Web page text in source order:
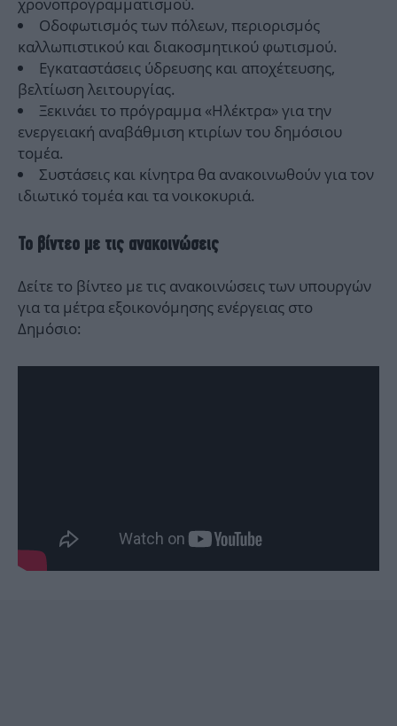
χρονοπρογραμματισμού.
Οδοφωτισμός των πόλεων, περιορισμός
καλλωπιστικού και διακοσμητικού φωτισμού.
Εγκαταστάσεις ύδρευσης και αποχέτευσης,
βελτίωση λειτουργίας.
Ξεκινάει το πρόγραμμα «Ηλέκτρα» για την
ενεργειακή αναβάθμιση κτιρίων του δημόσιου
τομέα.
Συστάσεις και κίνητρα θα ανακοινωθούν για τον
ιδιωτικό τομέα και τα νοικοκυριά.
Το βίντεο με τις ανακοινώσεις
Δείτε το βίντεο με τις ανακοινώσεις των υπουργών
για τα μέτρα εξοικονόμησης ενέργειας στο
Δημόσιο: